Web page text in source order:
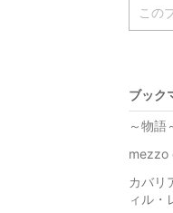
ブック
～物語
mezzo
カバリ
ィル・